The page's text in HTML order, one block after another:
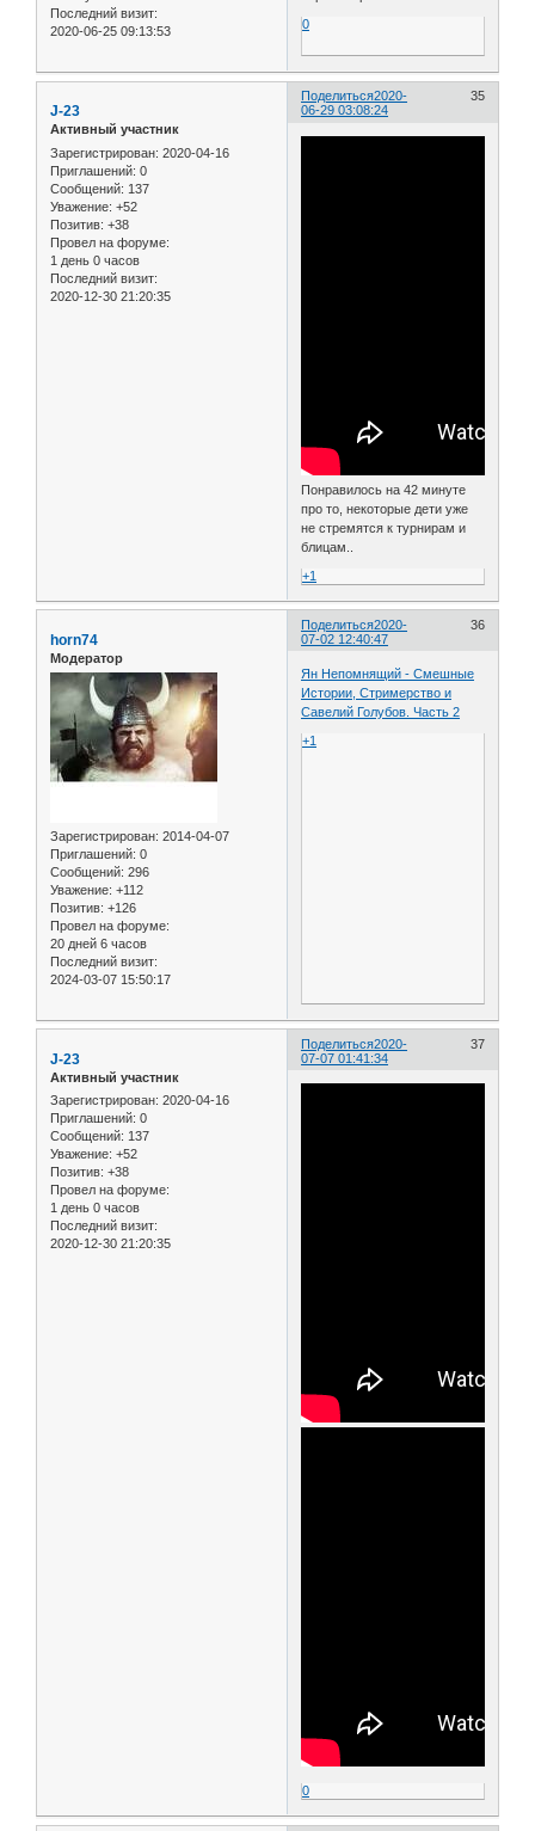
Последний визит:
2020-06-25 09:13:53
0
Поделиться 35
2020-
06-29 03:08:24
J-23
Активный участник
Зарегистрирован: 2020-04-16
Приглашений: 0
Сообщений: 137
Уважение: +52
Позитив: +38
Провел на форуме:
1 день 0 часов
Последний визит:
2020-12-30 21:20:35
Понравилось на 42 минуте
про то, некоторые дети уже
не стремятся к турнирам и
блицам..
+1
Поделиться 36
2020-
07-02 12:40:47
horn74
Модератор
Зарегистрирован: 2014-04-07
Приглашений: 0
Сообщений: 296
Уважение: +112
Позитив: +126
Провел на форуме:
20 дней 6 часов
Последний визит:
2024-03-07 15:50:17
Ян Непомнящий - Смешные
Истории, Стримерство и
Савелий Голубов. Часть 2
+1
Поделиться 37
2020-
07-07 01:41:34
J-23
Активный участник
Зарегистрирован: 2020-04-16
Приглашений: 0
Сообщений: 137
Уважение: +52
Позитив: +38
Провел на форуме:
1 день 0 часов
Последний визит:
2020-12-30 21:20:35
0